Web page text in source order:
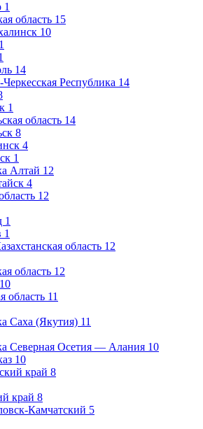
1
область 15
10
1
14
Черкесская Республика 14
1
область 14
8
4
1
Алтай 12
4
12
1
1
область 12
область 12
10
область 11
Саха (Якутия) 11
Северная Осетия — Алания 10
10
край 8
край 8
Камчатский 5